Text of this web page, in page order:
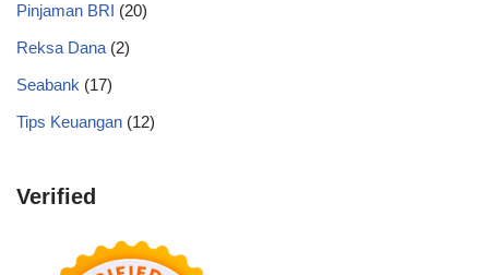
Pinjaman BRI (20)
Reksa Dana (2)
Seabank (17)
Tips Keuangan (12)
Verified